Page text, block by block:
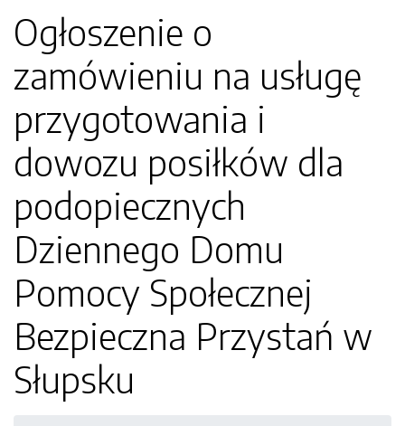
Ogłoszenie o
zamówieniu na usługę
przygotowania i
dowozu posiłków dla
podopiecznych
Dziennego Domu
Pomocy Społecznej
Bezpieczna Przystań w
Słupsku